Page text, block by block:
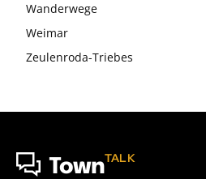
Wanderwege
Weimar
Zeulenroda-Triebes
TownTALK